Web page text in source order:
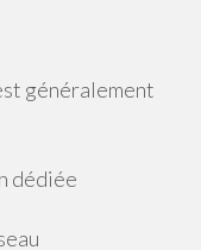
généralement
dédiée